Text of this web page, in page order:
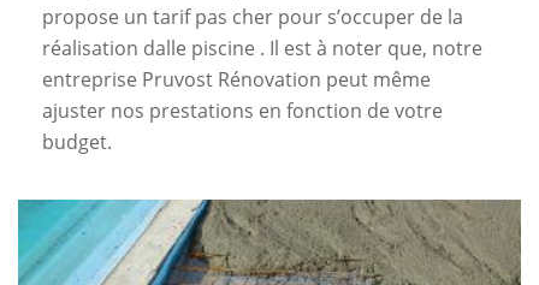
propose un tarif pas cher pour s’occuper de la
réalisation dalle piscine . Il est à noter que, notre
entreprise Pruvost Rénovation peut même
ajuster nos prestations en fonction de votre
budget.